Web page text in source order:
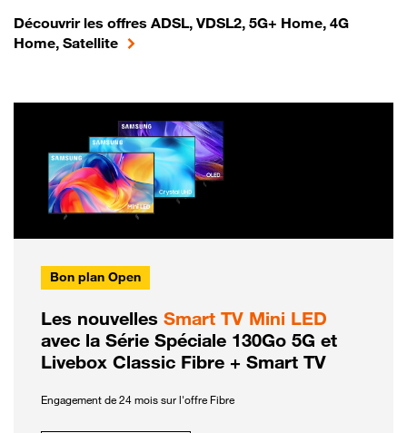
Découvrir les offres ADSL, VDSL2, 5G+ Home, 4G
Home, Satellite
Bon plan Open
Les nouvelles Smart TV Mini LED
avec la Série Spéciale 130Go 5G et
Livebox Classic Fibre + Smart TV
Engagement de 24 mois sur l'offre Fibre